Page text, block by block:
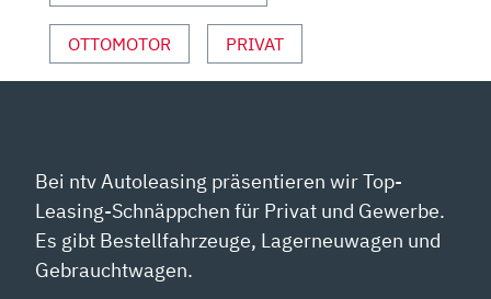
YOUTUBE
ANZEIGEN
OTTOMOTOR PRIVAT
Bei ntv Autoleasing präsentieren wir Top-
Leasing-Schnäppchen für Privat und Gewerbe.
Es gibt Bestellfahrzeuge, Lagerneuwagen und
Gebrauchtwagen.